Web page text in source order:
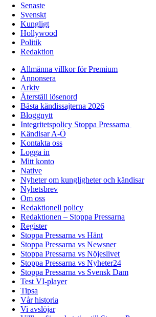
Senaste
Svenskt
Kungligt
Hollywood
Politik
Redaktion
Allmänna villkor för Premium
Annonsera
Arkiv
Återställ lösenord
Bästa kändissajterna 2026
Bloggnytt
Integritetspolicy Stoppa Pressarna
Kändisar A-Ö
Kontakta oss
Logga in
Mitt konto
Native
Nyheter om kungligheter och kändisar
Nyhetsbrev
Om oss
Redaktionell policy
Redaktionen – Stoppa Pressarna
Register
Stoppa Pressarna vs Hänt
Stoppa Pressarna vs Newsner
Stoppa Pressarna vs Nöjeslivet
Stoppa Pressarna vs Nyheter24
Stoppa Pressarna vs Svensk Dam
Test VI-player
Tipsa
Vår historia
Vi avslöjar